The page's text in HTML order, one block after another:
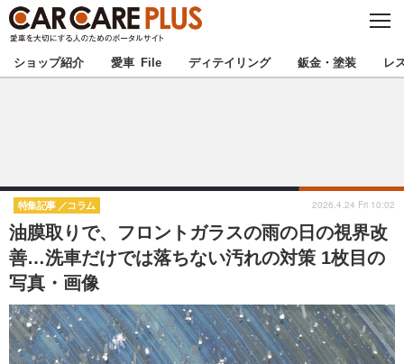
C
S
E
★カーケアプラス認定★ 厳選プロショップを地域から探す
甲信越 北陸
東海 関西
中国
九州 沖縄
ショップ紹介 愛車 File ディテイリング 鈑金・塗装 レ
油膜取りで、フロントガラスの雨の日の視界改
善…洗車だけでは落ちない汚れの対策 1枚目の
写真・画像
特集記事 コラム 2026.4.24 Fri 10:02